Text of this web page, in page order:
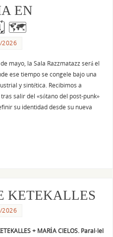
EN
🗓 🗺
2026
mayo, la Sala Razzmatazz será el
ese tiempo se congele bajo una
y sintética. Recibimos a
salir del «sótano del post-punk»
su identidad desde su nueva
KETEKALLES
2026
+ MARÍA CIELOS. Paral·lel